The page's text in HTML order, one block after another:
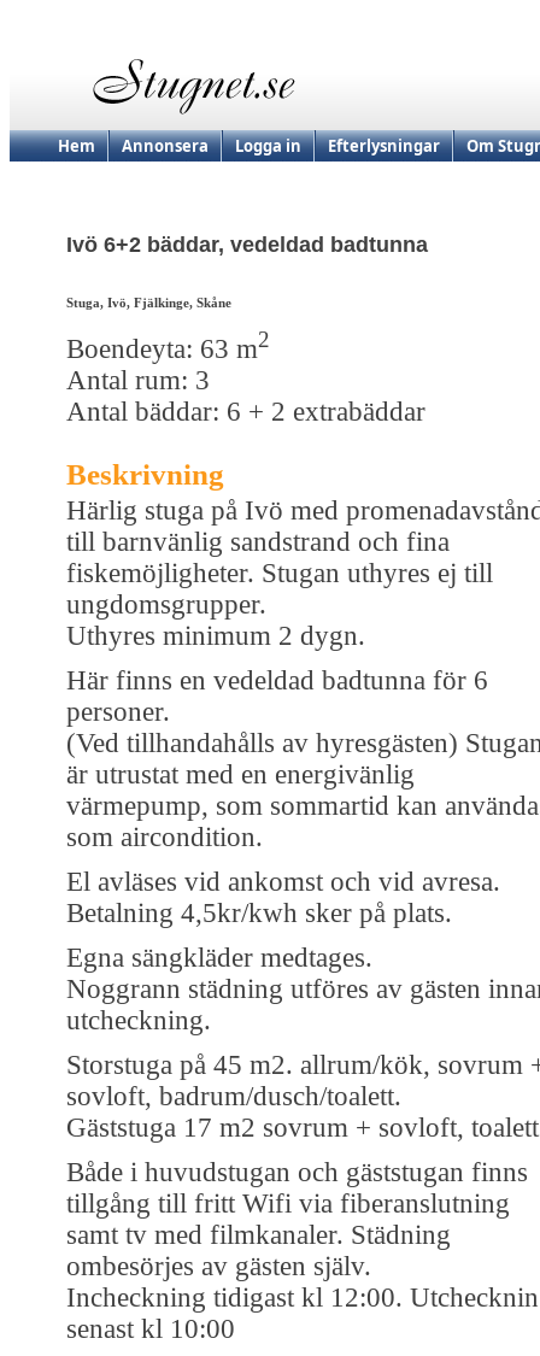
Hem Annonsera Logga in Efterlysningar Om
Ivö 6+2 bäddar, vedeldad badtunna
Stuga, Ivö, Fjälkinge, Skåne
Boendeyta: 63 m2
Antal rum: 3
Antal bäddar: 6 + 2 extrabäddar
Beskrivning
Härlig stuga på Ivö med
till barnvänlig sandstrand och fina
fiskemöjligheter. Stugan uthyres ej till
ungdomsgrupper.
Uthyres minimum 2 dygn.
Här finns en vedeldad badtunna för 6
personer.
(Ved tillhandahålls av hyresgästen)
är utrustat med en energivänlig
värmepump, som sommartid kan
som aircondition.
El avläses vid ankomst och vid avresa.
Betalning 4,5kr/kwh sker på plats.
Egna sängkläder medtages.
Noggrann städning utföres av gästen
utcheckning.
Storstuga på 45 m2. allrum/kök, sovrum
sovloft, badrum/dusch/toalett.
Gäststuga 17 m2 sovrum + sovloft, toalett
Både i huvudstugan och gäststugan finns
tillgång till fritt Wifi via fiberanslutning
samt tv med filmkanaler. Städning
ombesörjes av gästen själv.
Incheckning tidigast kl 12:00.
senast kl 10:00